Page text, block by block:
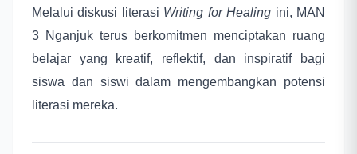
Melalui diskusi literasi Writing for Healing ini, MAN
3 Nganjuk terus berkomitmen menciptakan ruang
belajar yang kreatif, reflektif, dan inspiratif bagi
siswa dan siswi dalam mengembangkan potensi
literasi mereka.